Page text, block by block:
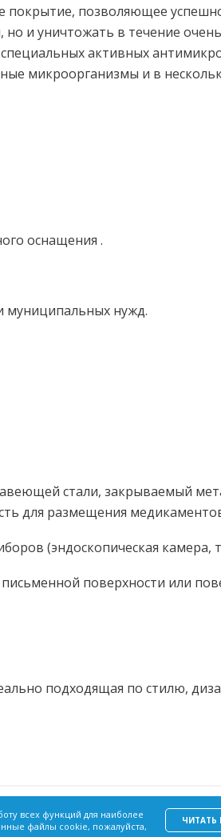
позволяющее
и уничтожать в течение
активных
микроорганизмы и в
оснащения .
муниципальных нужд.
стали, закрываемый
для размещения
(эндоскопическая камера,
поверхности или
подходящая по стилю,
всех функций для наиболее
файлы cookie, пожалуйста,
конфиденциальности
Согласие
на обработку